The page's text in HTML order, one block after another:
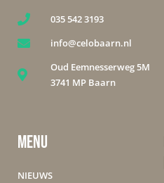
035 542 3193
info@celobaarn.nl
Oud Eemnesserweg 5M
3741 MP Baarn
MENU
NIEUWS